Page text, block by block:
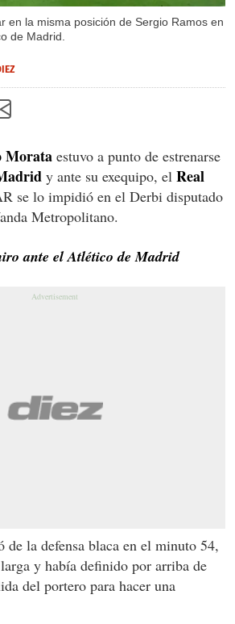
en la misma posición de Sergio Ramos en
de Madrid.
Morata estuvo a punto de estrenarse
y ante su exequipo, el Real
se lo impidió en el Derbi disputado
Metropolitano.
ante el Atlético de Madrid
de la defensa blaca en el minuto 54,
y había definido por arriba de
del portero para hacer una